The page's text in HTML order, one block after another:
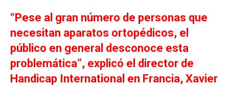
“Pese al gran número de personas que
necesitan aparatos ortopédicos, el
público en general desconoce esta
problemática”, explicó el director de
Handicap International en Francia, Xavier